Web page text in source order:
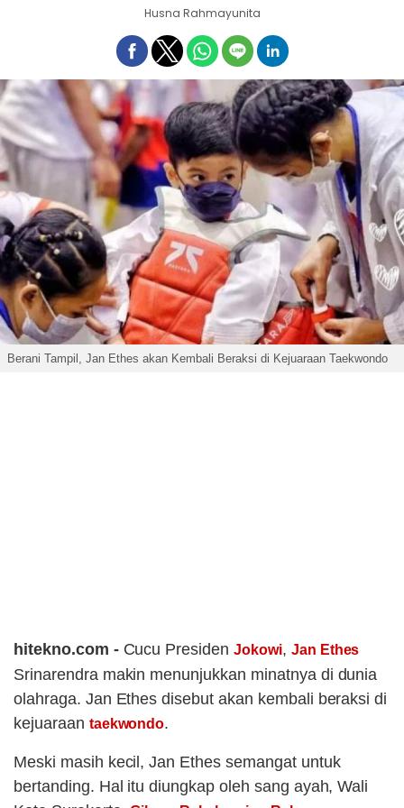
Husna Rahmayunita
Berani Tampil, Jan Ethes akan Kembali Beraksi di Kejuaraan Taekwondo
hitekno.com - Cucu PresidenJokowi, Jan Ethes
Srinarendra makin menunjukkan minatnya di dunia
olahraga. Jan Ethes disebut akan kembali beraksi di
kejuaraan taekwondo.
Meski masih kecil, Jan Ethes semangat untuk
bertanding. Hal itu diungkap oleh sang ayah, Wali